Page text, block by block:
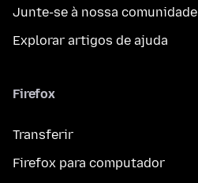
Junte-se à nossa comunidade
Explorar artigos de ajuda
Firefox
Transferir
Firefox para computador